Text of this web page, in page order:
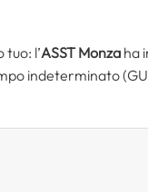
l’ASST Monza ha
indeterminato (GU